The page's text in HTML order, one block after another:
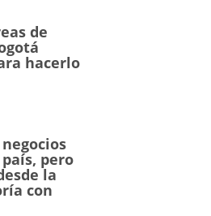
de
hacerlo
pero
la
con